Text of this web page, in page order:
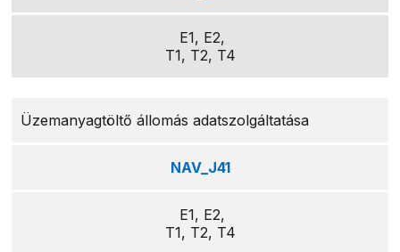
E1, E2,
T1, T2, T4
Üzemanyagtöltő állomás adatszolgáltatása
NAV_J41
E1, E2,
T1, T2, T4